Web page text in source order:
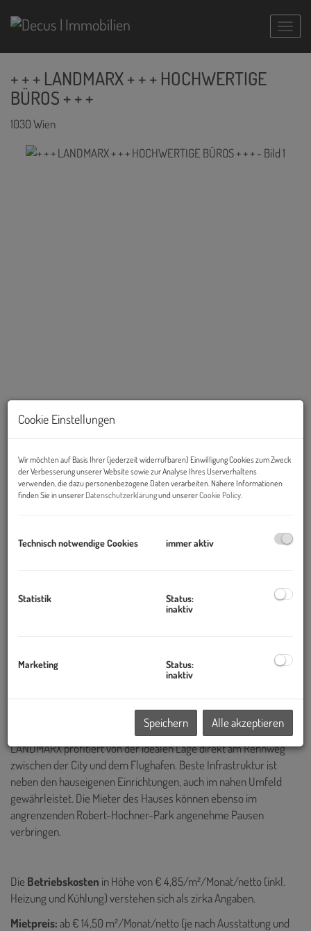
+ + + LANDMARX + + + HOCHWERTIGE
BÜROS + + +
1030 Wien
Beschreibung
DasLANDMARXausgezeichnet mit mehreren
entworfen und in den Jahren 2002 bis 2004 errichtet.
„Flügel“, macht das LANDMARX zu einem baulichen Highlight in St.
Öffentlich mit der nahe gelegenen U3 Station "Schlachthausgasse"
und Busanbindungen direkt vor dem Haus, wie auch für den
Individualverkehr ist beste Erreichbarkeit gegeben, das
LANDMARX profitiert von der idealen Lage direkt am Rennweg
zwischen der City und dem Flughafen. Beste Infrastruktur ist
neben den hauseigenen Einrichtungen, auch im nahen Umfeld
gewährleistet. Die Mieter des Hauses können ebenso im
angrenzenden Robert-Hochner-Park angenehme Pausen
verbringen.
Die Betriebskosten in Höhe von € 4,85/m²/Monat/netto (inkl.
Heizung und Kühlung) verstehen sich als zirka Angaben.
Mietpreis:ab € 14,50 m²/Monat/netto (je nach Ausstattung und
Cookie Einstellungen
Wir möchten auf Basis Ihrer (jederzeit widerrufbaren) Einwilligung Cookies zum Zweck
der Verbesserung unserer Website sowie zur Analyse Ihres Userverhaltens
verwenden, die dazu personenbezogene Daten verarbeiten. Nähere Informationen
finden Sie in unserer Datenschutzerklärungund unsererCookie Policy
Technisch notwendige Cookies immer aktiv
Statistik
Status:
inaktiv
Marketing
Status:
inaktiv
Speichern Alle akzeptieren